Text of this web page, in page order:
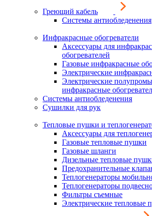
Греющий кабель
Системы антиобледенения
Инфракрасные обогреватели
Аксессуары для
обогревателей
Газовые инфракрасные
Электрические
Электрические
инфракрасные
Системы антиобледенения
Сушилки для рук
Тепловые пушки и
Аксессуары для
Газовые тепловые пушки
Газовые шланги
Дизельные тепловые
Предохранительные
Теплогенераторы
Теплогенераторы
Фильтры съемные
Электрические тепловые